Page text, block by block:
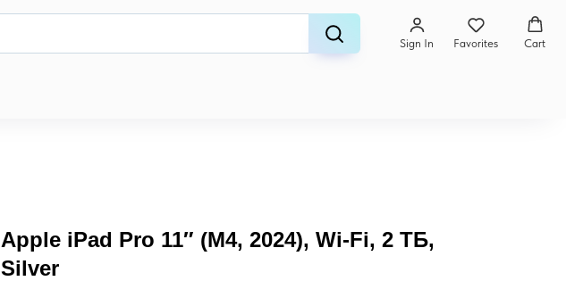
Sign In Favorites Cart
Apple iPad Pro 11″ (M4, 2024), Wi-Fi, 2 ТБ,
Silver